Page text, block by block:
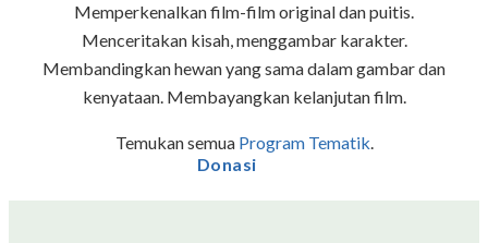
Donasi
Memperkenalkan film-film original dan puitis.
Menceritakan kisah, menggambar karakter.
Membandingkan hewan yang sama dalam gambar dan
kenyataan. Membayangkan kelanjutan film.
Temukan semua Program Tematik.